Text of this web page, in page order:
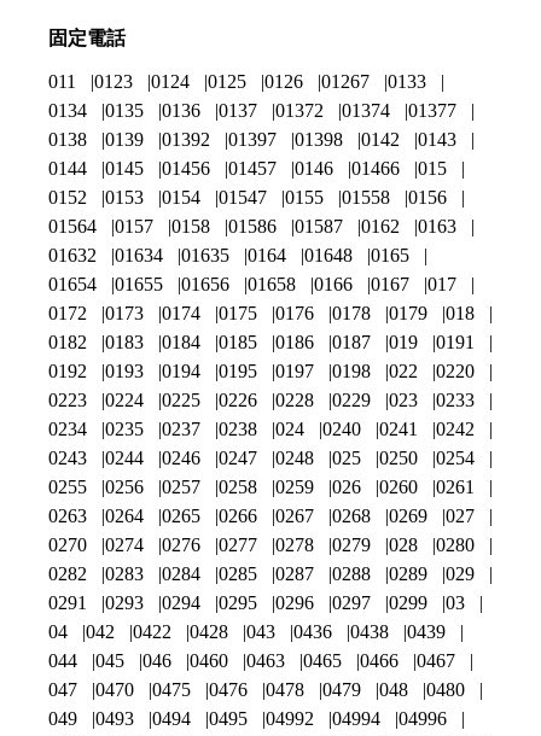
固定電話
011 0123 0124 0125 0126 01267
0133
0134
0135 0136 0137 01372 01374
01377
0138
0139 01392 01397 01398 0142
0143
0144
0145 01456 01457 0146 01466
015
0152
0153 0154 01547 0155 01558
0156
01564
0157 0158 01586 01587 0162
0163
01632
01634 01635 0164 01648
0165
01654
01655 01656 01658 0166 0167
017
0172
0173 0174 0175 0176 0178 0179
018
0182
0183 0184 0185 0186 0187 019
0191
0192
0193 0194 0195 0197 0198 022
0220
0223
0224 0225 0226 0228 0229 023
0233
0234
0235 0237 0238 024 0240 0241
0242
0243
0244 0246 0247 0248 025 0250
0254
0255
0256 0257 0258 0259 026 0260
0261
0263
0264 0265 0266 0267 0268 0269
027
0270
0274 0276 0277 0278 0279 028
0280
0282
0283 0284 0285 0287 0288 0289
029
0291
0293 0294 0295 0296 0297 0299
03
04
042 0422 0428 043 0436 0438
0439
044
045 046 0460 0463 0465 0466
0467
047
0470 0475 0476 0478 0479 048
0480
049
0493 0494 0495 04992 04994
04996